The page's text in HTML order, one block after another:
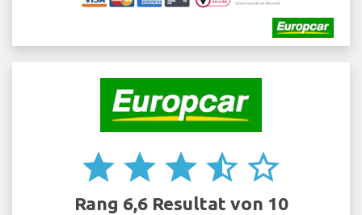
star star star star_half star_border
Rang 6,6 Resultat von 10